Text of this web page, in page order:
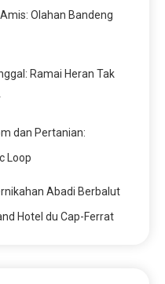
Olahan Bandeng
Ramai Heran Tak
dan Pertanian:
Loop
Abadi Berbalut
Hotel du Cap-Ferrat